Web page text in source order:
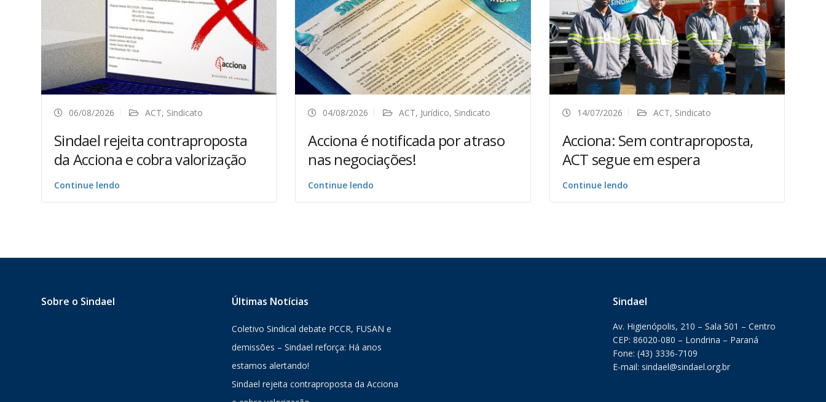
06/08/2026 ACT, Sindicato
Sindael rejeita contraproposta
da Acciona e cobra valorização
Continue lendo
04/08/2026 ACT, Jurídico, Sindicato
Acciona é notificada por atraso
nas negociações!
Continue lendo
14/07/2026 ACT, Sindicato
Acciona: Sem contraproposta,
ACT segue em espera
Continue lendo
Sobre o Sindael Últimas Notícias
Coletivo Sindical debate PCCR, FUSAN e
demissões – Sindael reforça: Há anos
estamos alertando!
Sindael rejeita contraproposta da Acciona
Sindael
Av. Higienópolis, 210 – Sala 501 – Centro
CEP: 86020-080 – Londrina – Paraná
Fone: (43) 3336-7109
E-mail: sindael@sindael.org.br